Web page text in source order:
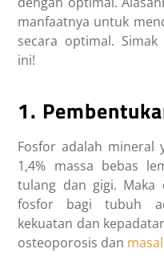
manfaatnya untuk
secara optimal.
ini!
1.
Fosfor adalah mineral
1,4% massa bebas
tulang dan gigi.
fosfor bagi tubuh
kekuatan dan
osteoporosis dan